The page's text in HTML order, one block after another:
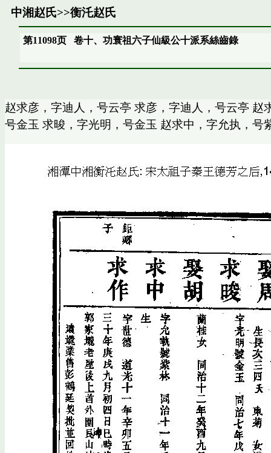
中湘赵氏>>衡汑赵氏
第11098页卷十、功寰祖六子仙級公十派系絲齒錄
赵求彦，字迪人，号云亭 求彦，字迪人，号云亭
号金玉 求晙，字光明，号金玉 赵求中，字允执，